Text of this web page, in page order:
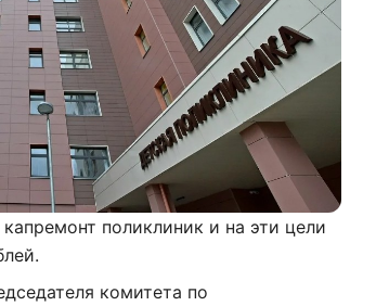
поликлиник и на эти цели
комитета по